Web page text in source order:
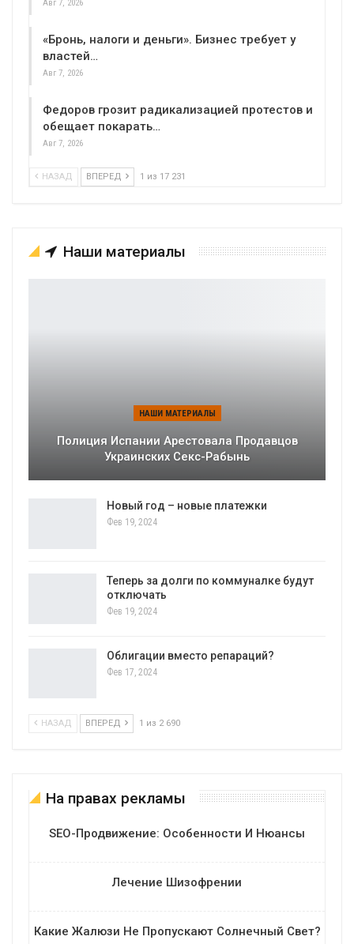
Авг 7, 2026
«Бронь, налоги и деньги». Бизнес требует у
властей…
Авг 7, 2026
Федоров грозит радикализацией протестов и
обещает покарать…
Авг 7, 2026
НАЗАД ВПЕРЕД 1 из 17 231
Наши материалы
НАШИ МАТЕРИАЛЫ
Полиция Испании Арестовала Продавцов
Украинских Секс-Рабынь
Новый год – новые платежки
Фев 19, 2024
Теперь за долги по коммуналке будут
отключать
Фев 19, 2024
Облигации вместо репараций?
Фев 17, 2024
НАЗАД ВПЕРЕД 1 из 2 690
На правах рекламы
SEO-Продвижение: Особенности И Нюансы
Лечение Шизофрении
Какие Жалюзи Не Пропускают Солнечный Свет?